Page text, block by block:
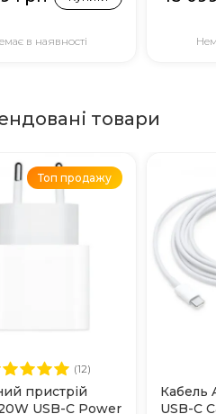
в наявності
товари
Топ продажу
(12)
пристрій
USB-C Power
Кабель
USB-C